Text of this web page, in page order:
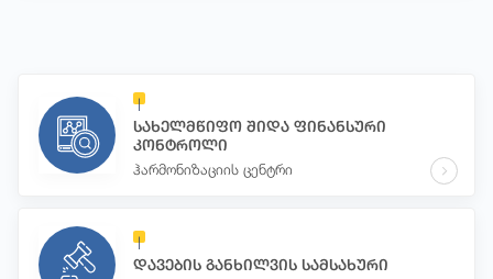
სახელმწიფო შიდა ფინანსური
კონტროლი
ჰარმონიზაციის ცენტრი
დავების განხილვის სამსახური